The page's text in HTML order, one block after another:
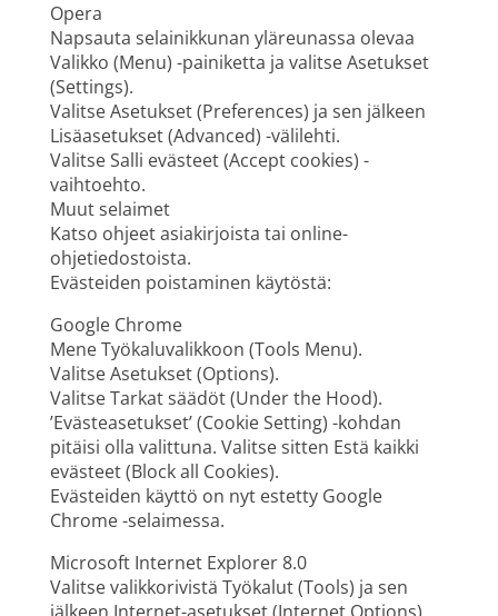
Opera
Napsauta selainikkunan yläreunassa olevaa
Valikko (Menu) -painiketta ja valitse Asetukset
(Settings).
Valitse Asetukset (Preferences) ja sen jälkeen
Lisäasetukset (Advanced) -välilehti.
Valitse Salli evästeet (Accept cookies) -
vaihtoehto.
Muut selaimet
Katso ohjeet asiakirjoista tai online-
ohjetiedostoista.
Evästeiden poistaminen käytöstä:
Google Chrome
Mene Työkaluvalikkoon (Tools Menu).
Valitse Asetukset (Options).
Valitse Tarkat säädöt (Under the Hood).
’Evästeasetukset’ (Cookie Setting) -kohdan
pitäisi olla valittuna. Valitse sitten Estä kaikki
evästeet (Block all Cookies).
Evästeiden käyttö on nyt estetty Google
Chrome -selaimessa.
Microsoft Internet Explorer 8.0
Valitse valikkorivistä Työkalut (Tools) ja sen